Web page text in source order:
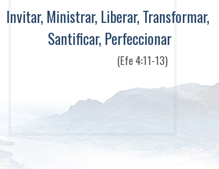
Invitar, Ministrar, Liberar, Transformar,
Santificar, Perfeccionar
(Efe 4:11-13)